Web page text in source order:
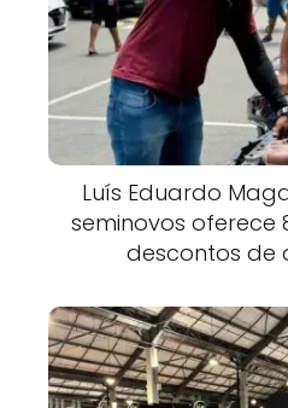
Luís Eduardo
seminovos oferece
descontos de